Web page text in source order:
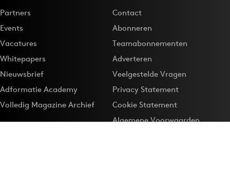
Partners
Events
Vacatures
Whitepapers
Nieuwsbrief
Adformatie Academy
Volledig Magazine Archief
Contact
Abonneren
Teamabonnementen
Adverteren
Veelgestelde Vragen
Privacy Statement
Cookie Statement
Algemene Voorwaarden